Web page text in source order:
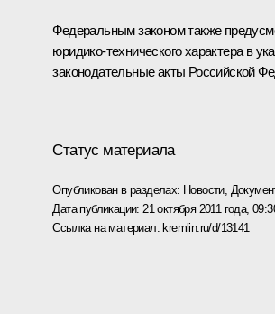
Федеральным законом также
юридико-технического характера в
законодательные акты Российской
Статус материала
Опубликован в разделах: Новости,
Дата публикации: 21 октября 2011 года,
Ссылка на материал: kremlin.ru/d/13141